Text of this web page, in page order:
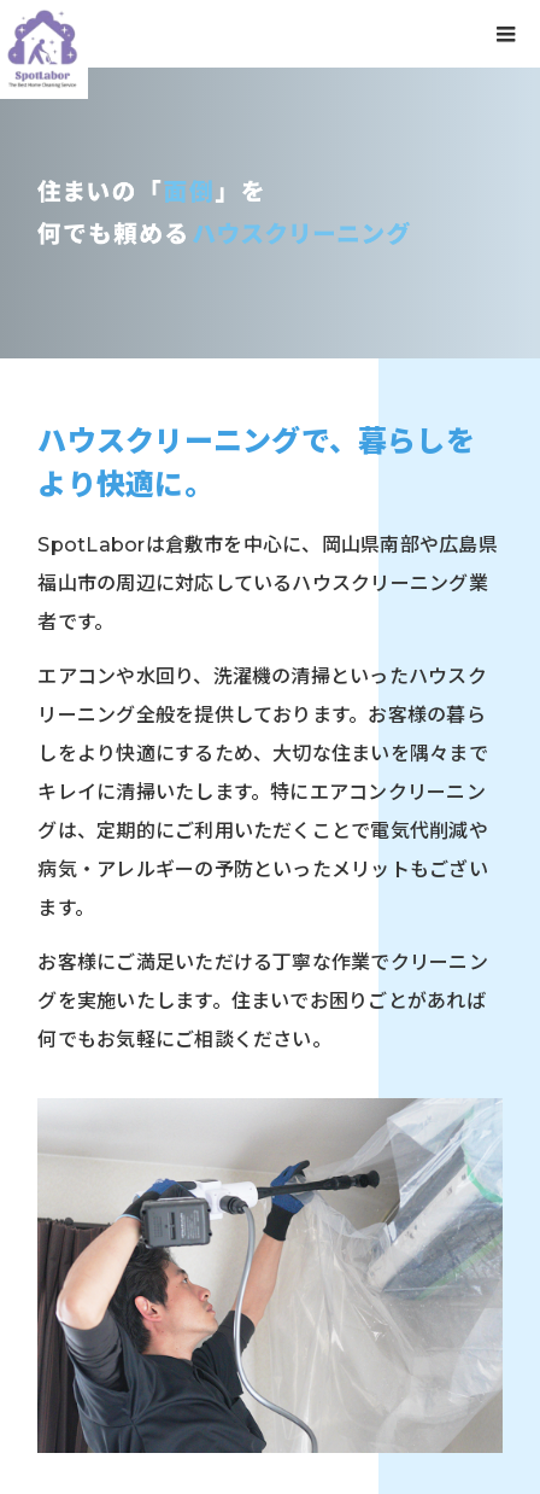
ハウスクリーニングで、暮らしを
より快適に。
SpotLaborは倉敷市を中心に、岡山県南部や広島県
福山市の周辺に対応しているハウスクリーニング業
者です。
エアコンや水回り、洗濯機の清掃といったハウスク
リーニング全般を提供しております。お客様の暮ら
しをより快適にするため、大切な住まいを隅々まで
キレイに清掃いたします。特にエアコンクリーニン
グは、定期的にご利用いただくことで電気代削減や
病気・アレルギーの予防といったメリットもござい
ます。
お客様にご満足いただける丁寧な作業でクリーニン
グを実施いたします。住まいでお困りごとがあれば
何でもお気軽にご相談ください。